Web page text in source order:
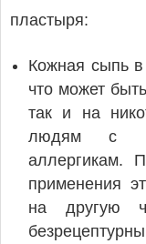
пластыря:
Кожная сыпь
что может
так и на
людям с
аллергикам.
применения
на другую